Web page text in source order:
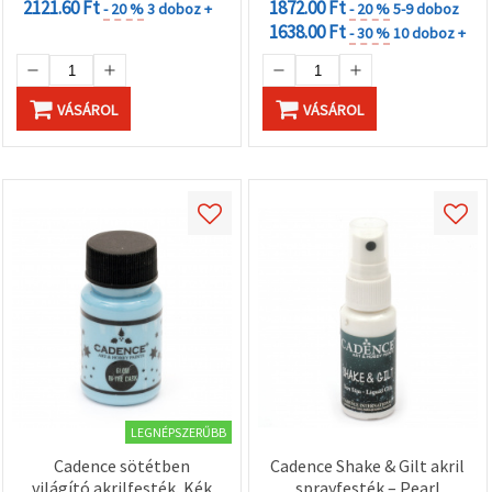
2121.60 Ft- 20 %3 doboz +
VÁSÁROL
1872.00 Ft- 20 %5-9 doboz
1638.00 Ft- 30 %10 doboz +
VÁSÁROL
LEGNÉPSZERŰBB
Cadence sötétben
Cadence Shake & Gilt akril